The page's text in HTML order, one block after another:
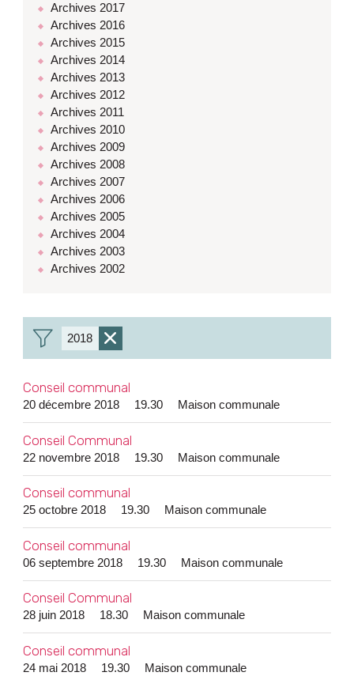
Archives 2017
Archives 2016
Archives 2015
Archives 2014
Archives 2013
Archives 2012
Archives 2011
Archives 2010
Archives 2009
Archives 2008
Archives 2007
Archives 2006
Archives 2005
Archives 2004
Archives 2003
Archives 2002
Enlever
filtre
2018
Conseil communal
20 décembre 2018 19.30 Maison communale
Conseil Communal
22 novembre 2018 19.30 Maison communale
Conseil communal
25 octobre 2018 19.30 Maison communale
Conseil communal
06 septembre 2018 19.30 Maison communale
Conseil Communal
28 juin 2018 18.30 Maison communale
Conseil communal
24 mai 2018 19.30 Maison communale